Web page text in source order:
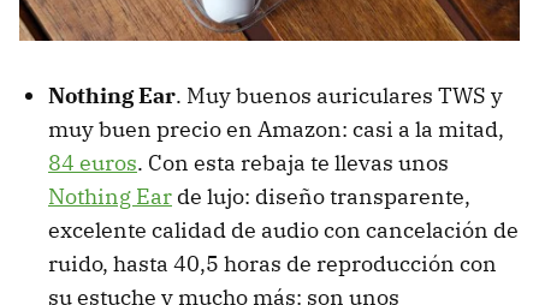
‌Nothing Ear. Muy buenos auriculares TWS y
muy buen precio en Amazon: casi a la mitad,
84 euros. Con esta rebaja te llevas unos
Nothing Ear de lujo: diseño transparente,
excelente calidad de audio con cancelación de
ruido, hasta 40,5 horas de reproducción con
su estuche y mucho más: son unos